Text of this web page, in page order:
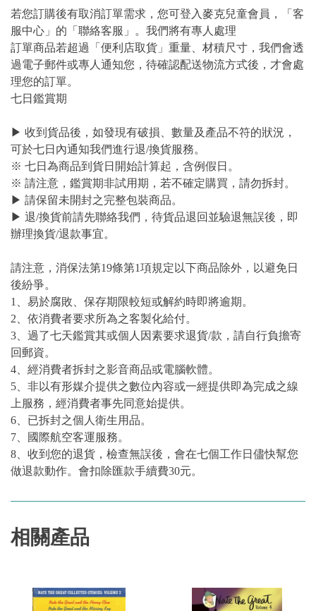
若您訂購後有取消訂單需求，您可登入麥克兒童會員，「客
服中心」的「聯絡客服」。我們將有專人處理
訂單商品若超過「便利店取貨」重量、材積尺寸，我們會透
過電子郵件或專人通知您，待確認配送物流方式後，才會處
理您的訂單。
七日鑑賞期
▶ 收到貨品後，如發現有破損、數量及產品不符的狀況，
可於七日內通知我們進行退/換貨服務。
※ 七日為商品到貨日開始計算起，含例假日。
※ 請注意，鑑賞期非試用期，若不確定購買，請勿拆封。
▶ 請保留未開封之完整包裝商品。
▶ 退/換貨前請先聯絡我們，待貨品退回並驗退無誤後，即
辦理換貨/退款事宜。
請注意，消保法第19條第1項規定以下商品除外，以避免日
後紛爭。
1、易於腐敗、保存期限較短或解約時即將逾期。
2、依消費者要求所為之客製化給付。
3、過了七天鑑賞其或個人因素要求退貨/款，請自行負擔寄
回郵資。
4、經消費者拆封之影音商品或電腦軟體。
5、非以有形媒介提供之數位內容或一經提供即為完成之線
上服務，經消費者事先同意始提供。
6、已拆封之個人衛生用品。
7、國際航空客運服務。
8、收到您的退貨，檢查無誤後，會在七個工作日儘快幫您
做退款動作。會扣除匯款手續費30元。
相關產品